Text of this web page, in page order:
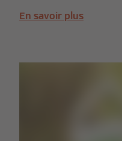
En savoir plus